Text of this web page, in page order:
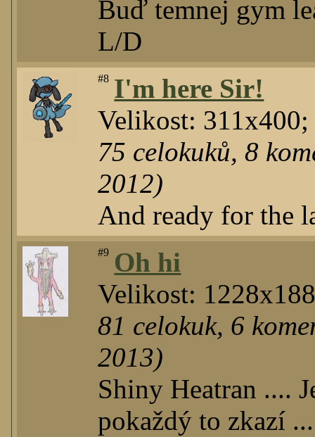
Buď temnej gym
L/D
#8 I'm here Sir!
Velikost:
75 celokuků,8
2012)
And ready for the
#9 Oh hi
Velikost:
81 celokuk, 6
2013)
Shiny Heatran ....
pokaždý to zkazí